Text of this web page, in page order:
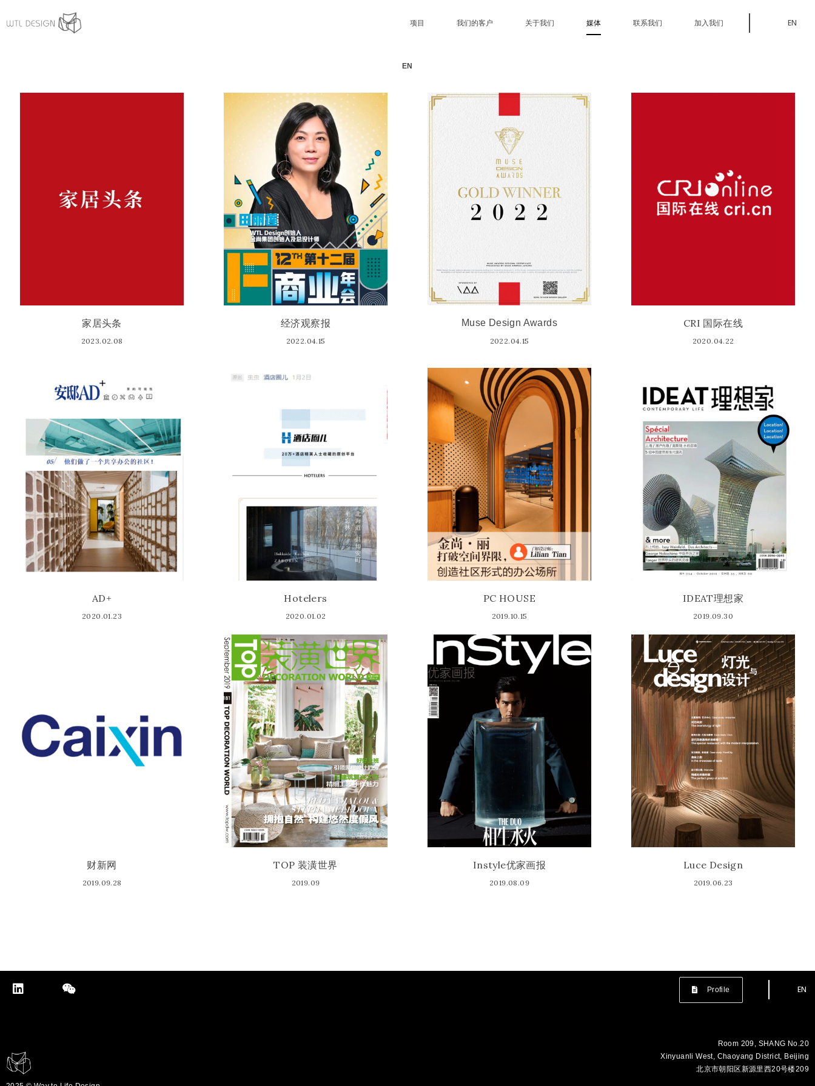
项目 我们的客户 关于我们 媒体 联系我们 加入我们 EN
EN
家居头条
2023.02.08
经济观察报
2022.04.15
Muse Design Awards
2022.04.15
CRI 国际在线
2020.04.22
AD+
2020.01.23
Hotelers
2020.01.02
PC HOUSE
2019.10.15
IDEAT理想家
2019.09.30
财新网
2019.09.28
TOP 装潢世界
2019.09
Instyle优家画报
2019.08.09
Luce Design
2019.06.23
Profile EN
Room 209, SHANG No.20
Xinyuanli West, Chaoyang District, Beijing
北京市朝阳区新源里西20号楼209